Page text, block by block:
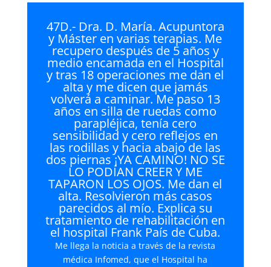
47D.- Dra. D. María. Acupuntora
y Máster en varias terapias. Me
recupero después de 5 años y
medio encamada en el Hospital
y tras 18 operaciones me dan el
alta y me dicen que jamás
volverá a caminar. Me paso 13
años en silla de ruedas como
parapléjica, tenía cero
sensibilidad y cero reflejos en
las rodillas y hacia abajo de las
dos piernas ¡YA CAMINO! NO SE
LO PODÍAN CREER Y ME
TAPARON LOS OJOS. Me dan el
alta. Resolvieron más casos
parecidos al mío. Explica su
tratamiento de rehabilitación en
el hospital Frank País de Cuba.
Me llega la noticia a través de la revista
médica Infomed, que el Hospital ha